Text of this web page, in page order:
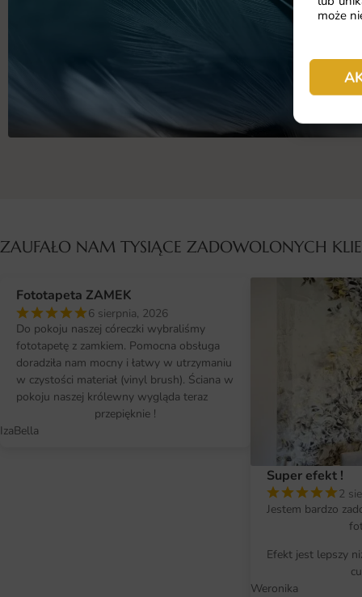
może
ZAUFAŁO NAM TYSIĄCE ZADOWOLONYCH
Fototapeta ZAMEK
6 sierpnia, 2026
Do pokoju naszej córeczki wybraliśmy
fototapetę z zamkiem. Pomocna obsługa
doradziła nam mocny i łatwy w utrzymaniu
w czystości materiał (vinyl brush). Ściana w
pokoju naszej królewny wygląda teraz
przepięknie !
IzaBella
Super efekt !
2
Jestem bardzo
Efekt jest lepszy
Weronika